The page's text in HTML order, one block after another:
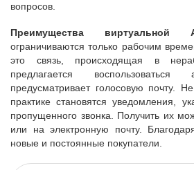
вопросов.
Преимущества виртуальной
ограничиваются только рабочим
это связь, происходящая в
предлагается воспользоваться
предусматривает голосовую почту.
практике становятся уведомления,
пропущенного звонка. Получить их
или на электронную почту.
новые и постоянные покупатели.